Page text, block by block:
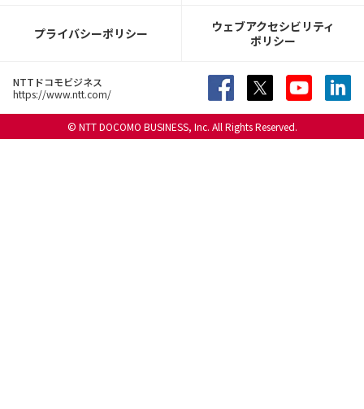
プライバシーポリシー
ウェブアクセシビリティ
ポリシー
NTTドコモビジネス
https://www.ntt.com/
© NTT DOCOMO BUSINESS, Inc. All Rights Reserved.